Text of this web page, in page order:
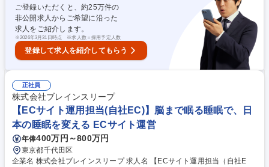
（中途採用）」、インドでの開発拠点の構築を支援する「Talendy GCC」
を各企業にニーズに合わせ提供しています。 募集職種 ★第二新卒歓迎
【法人営業】グローバル・ダイバシティに富んだ環境/リモート◎
ご登録いただくと、約25万件の
非公開求人からご希望に沿った
求人をご紹介します。
※2026年3月31日時点 ※求人数＝採用予定人数
登録して求人を紹介してもらう
正社員
株式会社ブレインスリープ
【ECサイト運用担当(自社EC)】脳まで眠る睡眠で、日
本の睡眠を変える ECサイト運営
年俸400万円～800万円
東京都千代田区
企業名 株式会社ブレインスリープ 求人名 【ECサイト運用担当（自社E